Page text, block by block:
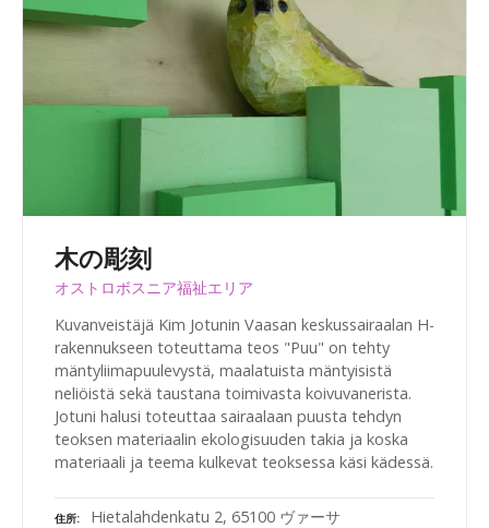
木の彫刻
オストロボスニア福祉エリア
Kuvanveistäjä Kim Jotunin Vaasan keskussairaalan H-
rakennukseen toteuttama teos "Puu" on tehty
mäntyliimapuulevystä, maalatuista mäntyisistä
neliöistä sekä taustana toimivasta koivuvanerista.
Jotuni halusi toteuttaa sairaalaan puusta tehdyn
teoksen materiaalin ekologisuuden takia ja koska
materiaali ja teema kulkevat teoksessa käsi kädessä.
住所 Hietalahdenkatu 2, 65100 ヴァーサ